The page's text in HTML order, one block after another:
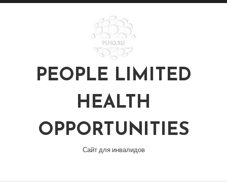
Перейти
PEOPLE LIMITED
HEALTH
OPPORTUNITIES
Сайт для инвалидов